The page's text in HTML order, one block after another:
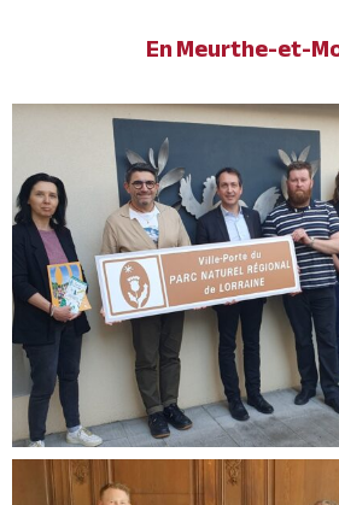
En Meurthe-et-